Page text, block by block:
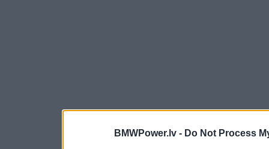
BMWPower.lv - Do Not Process